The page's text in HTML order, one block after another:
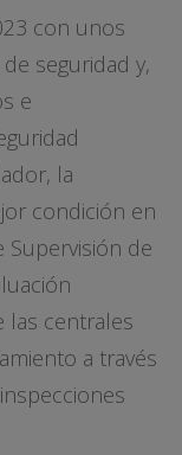
con unos
seguridad y,
e
la
condición en
Supervisión de
las centrales
a través